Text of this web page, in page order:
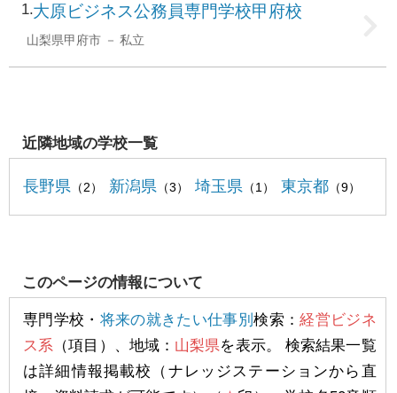
1 大原ビジネス公務員専門学校甲府校
山梨県甲府市 私立
近隣地域の学校一覧
長野県 （2） 新潟県 （3） 埼玉県 （1） 東京都 （9）
このページの情報について
専門学校・ 将来の就きたい仕事別検索：経営ビジネ
ス系 （項目）、地域： 山梨県を表示。 検索結果一覧
は詳細情報掲載校（ナレッジステーションから直